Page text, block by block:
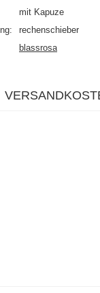
mit Kapuze
rechenschieber
blassrosa